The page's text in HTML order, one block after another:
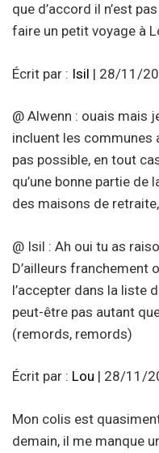
que d’accord il n’est
faire un petit voyage à
Écrit par : Isil | 28/11/
@ Alwenn : ouais mais
incluent les communes
pas possible, en tout
qu’une bonne partie de
des maisons de
@ Isil : Ah oui tu as
D’ailleurs franchement
l’accepter dans la liste
peut-être pas autant
(remords, remords)
Écrit par : Lou | 28/11/
Mon colis est
demain, il me manque